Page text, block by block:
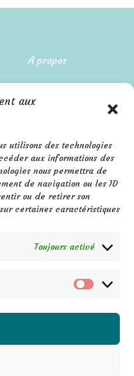
aux
utilisons des technologies
aux informations des
nous permettra de
de navigation ou les ID
ou de retirer son
certaines caractéristiques
Toujours activé
A propos
de l'entreprise
s
- Siret 879 177 400